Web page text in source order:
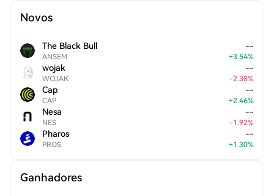
Novos
The Black Bull
ANSEM
--
+3.54%
wojak
WOJAK
--
-2.38%
Cap
CAP
--
+2.46%
Nesa
NES
--
-1.92%
Pharos
PROS
--
+1.30%
Ganhadores